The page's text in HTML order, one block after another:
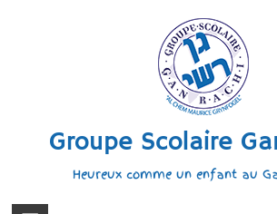
Groupe Scolaire
Heureux comme un enfant au